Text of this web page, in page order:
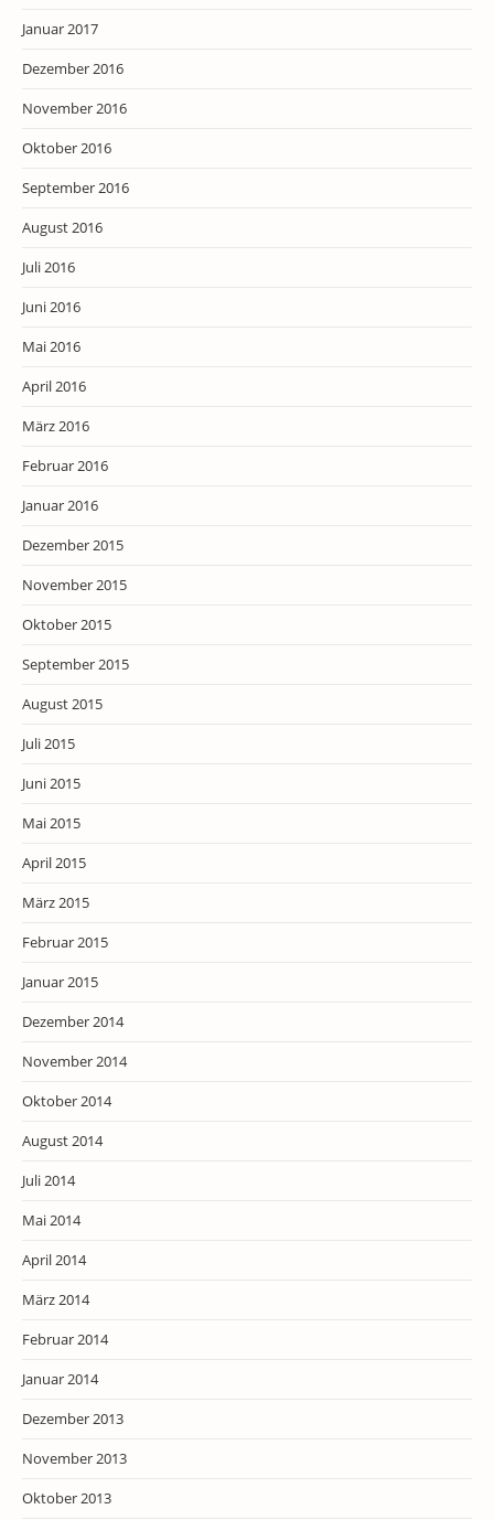
Januar 2017
Dezember 2016
November 2016
Oktober 2016
September 2016
August 2016
Juli 2016
Juni 2016
Mai 2016
April 2016
März 2016
Februar 2016
Januar 2016
Dezember 2015
November 2015
Oktober 2015
September 2015
August 2015
Juli 2015
Juni 2015
Mai 2015
April 2015
März 2015
Februar 2015
Januar 2015
Dezember 2014
November 2014
Oktober 2014
August 2014
Juli 2014
Mai 2014
April 2014
März 2014
Februar 2014
Januar 2014
Dezember 2013
November 2013
Oktober 2013